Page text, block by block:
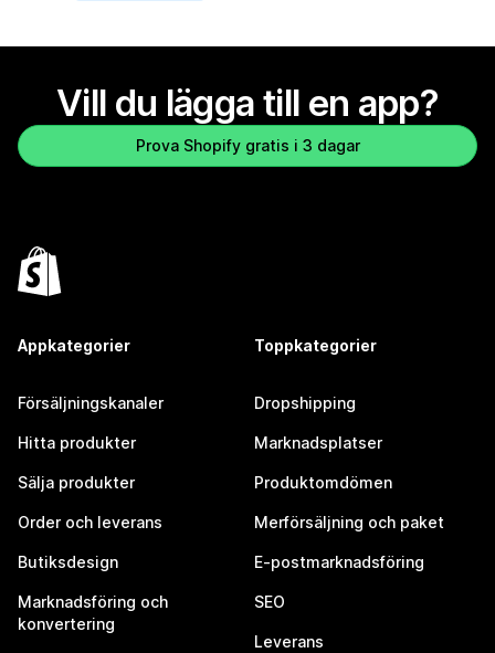
Vill du lägga till en app?
Prova Shopify gratis i 3 dagar
Appkategorier
Försäljningskanaler
Hitta produkter
Sälja produkter
Order och leverans
Butiksdesign
Marknadsföring och
konvertering
Toppkategorier
Dropshipping
Marknadsplatser
Produktomdömen
Merförsäljning och paket
E-postmarknadsföring
SEO
Leverans